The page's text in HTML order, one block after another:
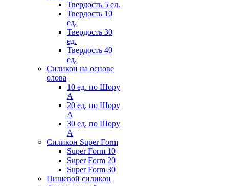
Твердость 5 ед.
Твердость 10
ед.
Твердость 30
ед.
Твердость 40
ед.
Силикон на основе
олова
10 ед. по Шору
А
20 ед. по Шору
А
30 ед. по Шору
А
Силикон Super Form
Super Form 10
Super Form 20
Super Form 30
Пищевой силикон